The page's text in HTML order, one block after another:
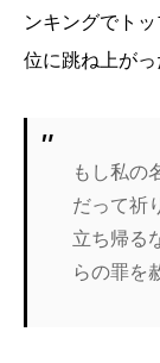
ンキングでト
位に跳ね上がっ
もし私の
だって祈
立ち帰る
らの罪を